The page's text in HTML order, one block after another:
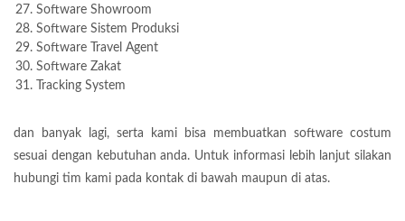
Software Showroom
Software Sistem Produksi
Software Travel Agent
Software Zakat
Tracking System
dan banyak lagi, serta kami bisa membuatkan software costum
sesuai dengan kebutuhan anda. Untuk informasi lebih lanjut silakan
hubungi tim kami pada kontak di bawah maupun di atas.